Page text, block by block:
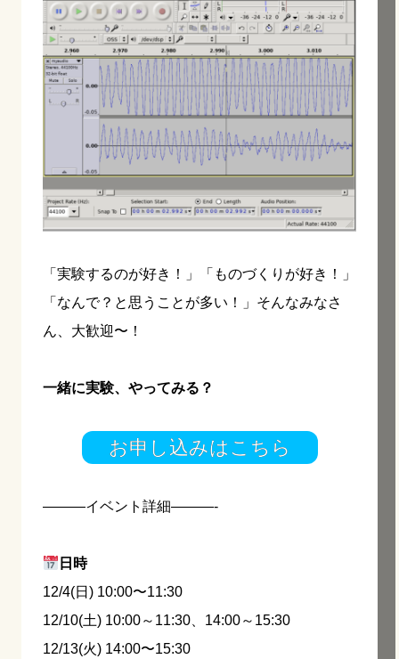
「実験するのが好き！」「ものづくりが好き！」
「なんで？と思うことが多い！」そんなみなさ
ん、大歓迎〜！
一緒に実験、やってみる？
お申し込みはこちら
———イベント詳細———-
日時
12/4(日) 10:00〜11:30
12/10(土) 10:00～11:30、14:00～15:30
12/13(火) 14:00〜15:30